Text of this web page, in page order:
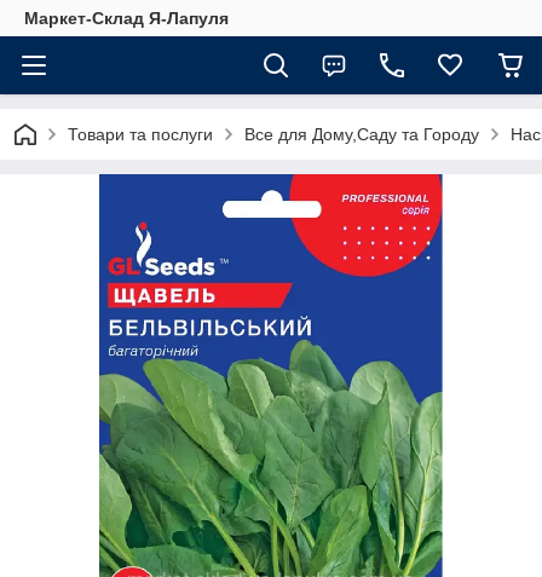
Маркет-Склад Я-Лапуля
Товари та послуги Все для Дому,Саду та Городу